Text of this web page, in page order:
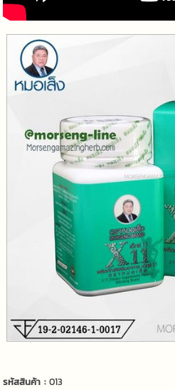
รหัสสินค้า :013